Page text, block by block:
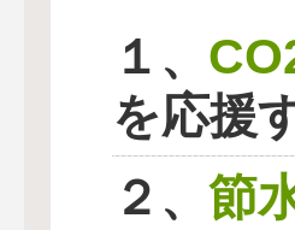
１、
を応援
２、 節